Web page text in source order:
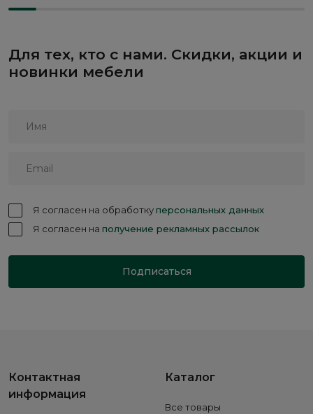
Для тех, кто с нами. Скидки, акции и
новинки мебели
Я согласен на обработкуперсональных данных
Я согласен на получение рекламных рассылок
Подписаться
Контактная
информация
Каталог
Все товары